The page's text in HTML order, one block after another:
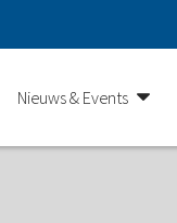
Nieuws & Events